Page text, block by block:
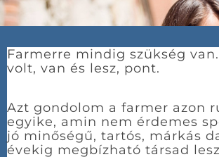
Farmerre mindig szükség
volt, van és lesz, pont.
Azt gondolom a farmer azon
egyike, amin nem érdemes
jó minőségű, tartós, márkás
évekig megbízható társad